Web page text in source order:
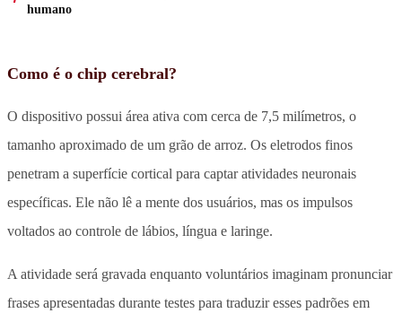
humano
Como é o chip cerebral?
O dispositivo possui área ativa com cerca de 7,5 milímetros, o
tamanho aproximado de um grão de arroz. Os eletrodos finos
penetram a superfície cortical para captar atividades neuronais
específicas. Ele não lê a mente dos usuários, mas os impulsos
voltados ao controle de lábios, língua e laringe.
A atividade será gravada enquanto voluntários imaginam pronunciar
frases apresentadas durante testes para traduzir esses padrões em